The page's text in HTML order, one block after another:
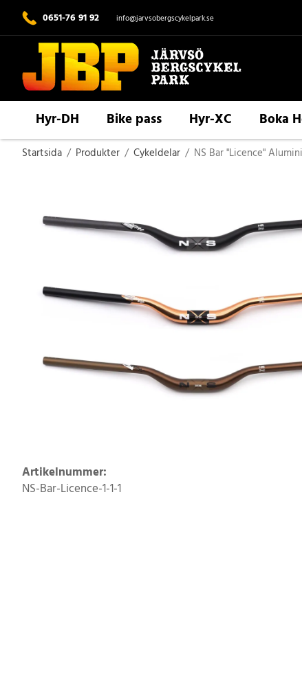
0651-76 91 92 info@jarvsobergscykelpark.se
Hyr-DH Bike pass Hyr-XC Boka
Startsida / Produkter / Cykeldelar / NS Bar "Licence"
Artikelnummer:
NS-Bar-Licence-1-1-1